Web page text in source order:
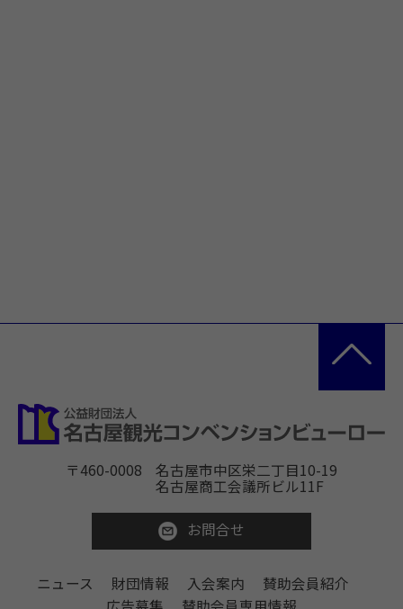
〒460-0008 名古屋市中区栄二丁目10-19
名古屋商工会議所ビル11F
お問合せ
ニュース 財団情報 入会案内
賛助会員紹介